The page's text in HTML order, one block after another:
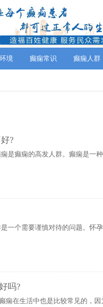
境 癫痫常识 癫痫人群
?
是癫痫的高发人群。癫痫是一
一个需要谨慎对待的问题。怀
吗?
痫在生活中也是比较常见的，